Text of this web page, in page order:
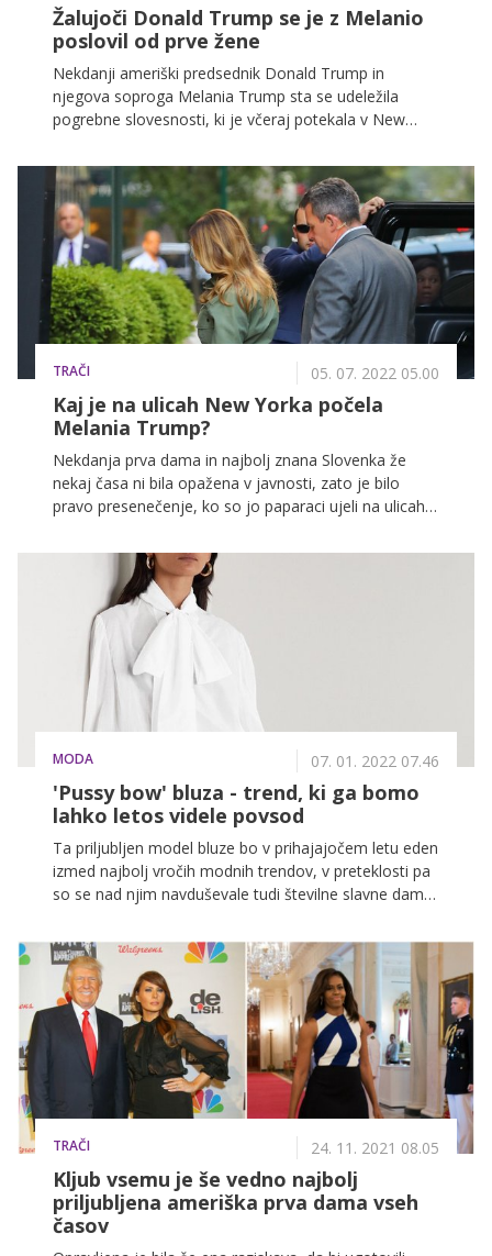
Žalujoči Donald Trump se je z Melanio
poslovil od prve žene
Nekdanji ameriški predsednik Donald Trump in
njegova soproga Melania Trump sta se udeležila
pogrebne slovesnosti, ki je včeraj potekala v New
soproge Ivane Trump.
TRAČI 05. 07. 2022 05.00
Kaj je na ulicah New Yorka počela
Melania Trump?
Nekdanja prva dama in najbolj znana Slovenka že
nekaj časa ni bila opažena v javnosti, zato je bilo
pravo presenečenje, ko so jo paparaci ujeli na ulicah
MODA 07. 01. 2022 07.46
'Pussy bow' bluza - trend, ki ga bomo
lahko letos videle povsod
Ta priljubljen model bluze bo v prihajajočem letu eden
izmed najbolj vročih modnih trendov, v preteklosti pa
so se nad njim navduševale tudi številne slavne dame.
kosov cambriške vojvodinje Kate Middleton, kar nekaj
pozornosti pa sta z njeno izbiro pritegnili tudi
nekdanja hrvaška predsednica Kolinda Grabar-
Kitarović in nekdanja prva dama Melania Trump.
TRAČI 24. 11. 2021 08.05
Kljub vsemu je še vedno najbolj
priljubljena ameriška prva dama vseh
časov